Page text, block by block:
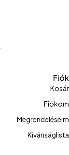
Fiók
Kosár
Fiókom
Megrendeléseim
Kívánságlista